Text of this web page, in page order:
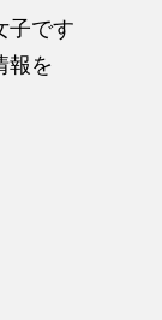
子です
報を